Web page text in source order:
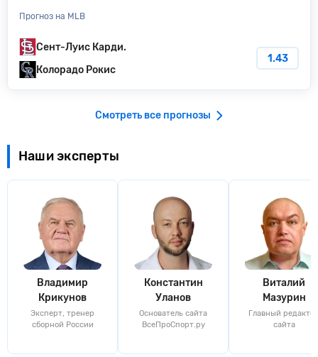
Прогноз на MLB
Сент-Луис Карди.
Колорадо Poкиc
1.43
Смотреть все прогнозы
Наши эксперты
Константин
Уланов
Основатель сайта
ВсеПроСпорт.ру
Виталий
Мазурин
Главный редактор
сайта
Иван
Корнийчук
гандикапер